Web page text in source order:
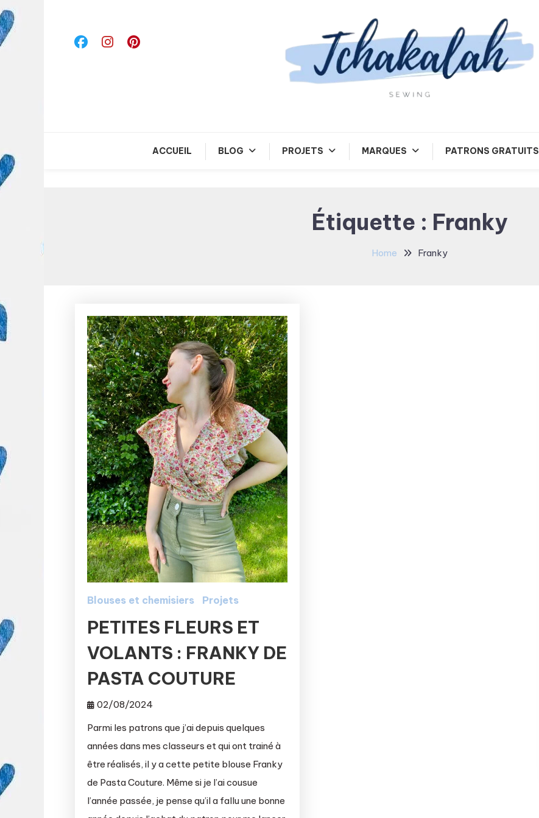
Content
Tchakalah
ACCUEIL BLOG PROJETS MARQUES PATRONS GRATUITS
Étiquette : Franky
Home Franky
Blouses et chemisiers Projets
PETITES FLEURS ET
VOLANTS : FRANKY DE
PASTA COUTURE
02/08/2024
Parmi les patrons que j’ai depuis quelques
années dans mes classeurs et qui ont trainé à
être réalisés, il y a cette petite blouse Franky
de Pasta Couture. Même si je l’ai cousue
l’année passée, je pense qu’il a fallu une bonne